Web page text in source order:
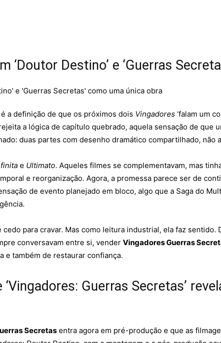
‘Doutor Destino’ e ‘Guerras
a definição de que os próximos dois Vingadores ‘falam um
a lógica de capítulo quebrado, aquela sensação de que
duas partes com desenho dramático compartilhado, não
e Ultimato. Aqueles filmes se complementavam, mas
e reorganização. Agora, a promessa parece ser de
de evento planejado em bloco, algo que a Saga do
para cravar. Mas como leitura industrial, ela faz sentido.
conversavam entre si, vender Vingadores Guerras
e também de restaurar confiança.
Guerras Secretas’
Secretas entra agora em pré-produção e que as